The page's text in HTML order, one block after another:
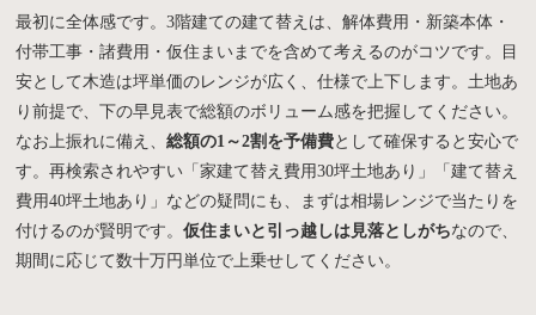
最初に全体感です。3階建ての建て替えは、解体費用・新築本体・
付帯工事・諸費用・仮住まいまでを含めて考えるのがコツです。目
安として木造は坪単価のレンジが広く、仕様で上下します。土地あ
り前提で、下の早見表で総額のボリューム感を把握してください。
なお上振れに備え、総額の1～2割を予備費として確保すると安心で
す。再検索されやすい「家建て替え費用30坪土地あり」「建て替え
費用40坪土地あり」などの疑問にも、まずは相場レンジで当たりを
付けるのが賢明です。仮住まいと引っ越しは見落としがちなので、
期間に応じて数十万円単位で上乗せしてください。